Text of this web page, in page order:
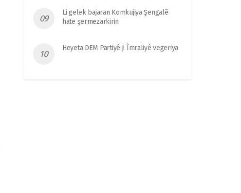
Li gelek bajaran Komkujiya Şengalê
hate şermezarkirin
Heyeta DEM Partiyê ji Îmraliyê vegeriya